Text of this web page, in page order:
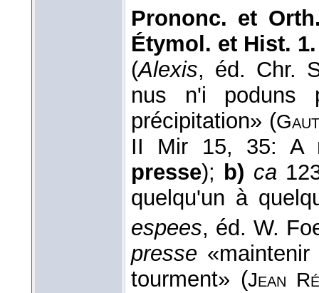
Prononc. et
Étymol. et Hist. 1.
(Alexis, éd. Chr.
nus n'i poduns
précipitation» (
II Mir 15, 35: A
presse); b) ca
quelqu'un à
espees, éd. W.
presse
tourment» (Jean